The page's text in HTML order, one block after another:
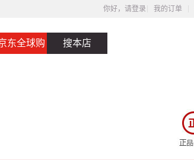
你好，请登录 我的订单
东全球购 搜本店